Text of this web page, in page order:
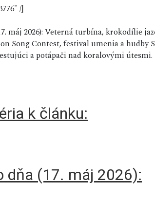
/]
máj 2026): Veterná turbína, krokodílie
Song Contest, festival umenia a hudby
a potápači nad koralovými útesmi.
k článku:
dňa (17. máj 2026):